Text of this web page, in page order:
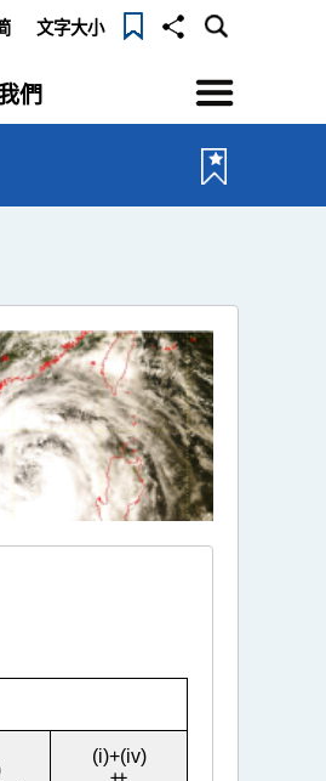
文字大小
們
選
單
(i)+(iv)